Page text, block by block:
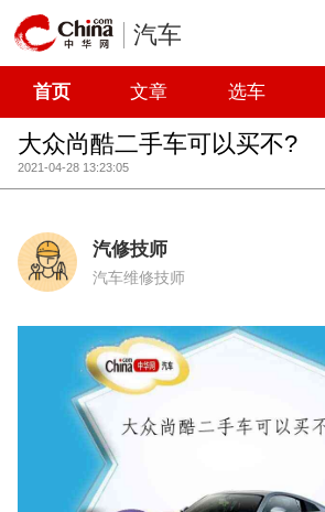
汽车
首页 文章 选车
大众尚酷二手车可以买不?
2021-04-28 13:23:05
汽修技师
汽车维修技师